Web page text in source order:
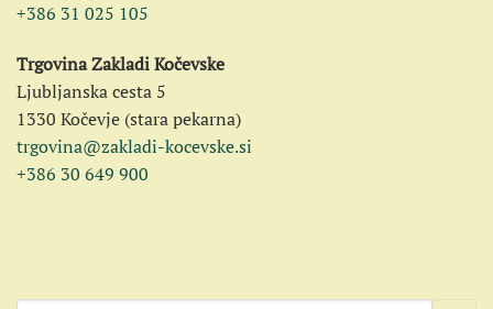
+386 31 025 105
Trgovina Zakladi Kočevske
Ljubljanska cesta 5
1330 Kočevje (stara pekarna)
trgovina@zakladi-kocevske.si
+386 30 649 900